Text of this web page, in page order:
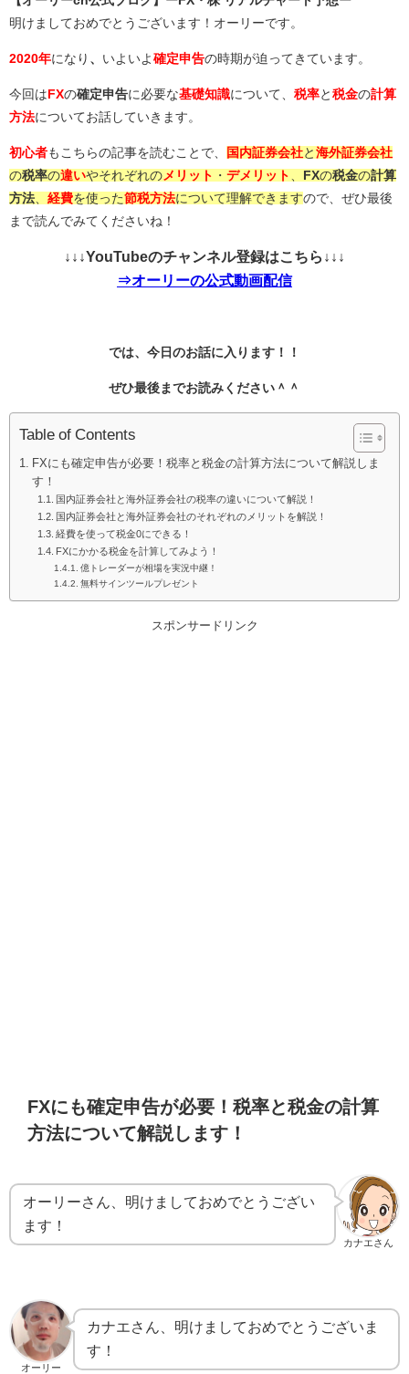
明けましておめでとうございます！オーリーです。
2020年になり 、 いよいよ 確定申告の時期が迫ってきています。
今回は FXの確定申告に必要な基礎知識について、 税率と 税金の計算
方法についてお話していきます。
初心者もこちらの記事を読むことで、 国内証券会社と 海外証券会社
の税率の違いやそれぞれの メリット ・ デメリット FXの税金の計算
方法
経費を使った節税方法について理解できますので、ぜひ最後
まで読んでみてくださいね！
↓↓↓YouTubeのチャンネル登録はこちら↓↓↓
⇒オーリーの公式動画配信
では、今日のお話に入ります！！
ぜひ最後までお読みください＾＾
Table of Contents
FXにも確定申告が必要！税率と税金の計算方法について解説しま
す！
国内証券会社と海外証券会社の税率の違いについて解説！
国内証券会社と海外証券会社のそれぞれのメリットを解説！
経費を使って税金0にできる！
FXにかかる税金を計算してみよう！
億トレーダーが相場を実況中継！
無料サインツールプレゼント
スポンサードリンク
FXにも確定申告が必要！税率と税金の計算
方法について解説します！
カナエさん
オーリーさん、明けましておめでとうござい
ます！
オーリー
カナエさん、明けましておめでとうございま
す！